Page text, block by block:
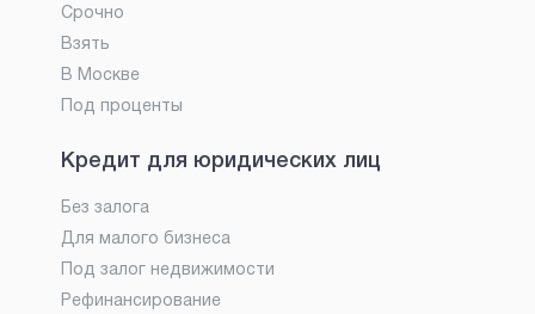
Срочно
Взять
В Москве
Под проценты
Кредит для юридических лиц
Без залога
Для малого бизнеса
Под залог недвижимости
Рефинансирование